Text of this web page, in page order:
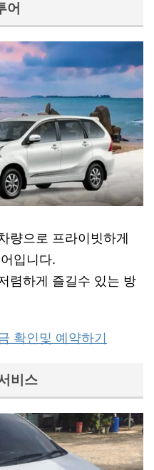
어
량으로 프라이빗하게
입니다.
렴하게 즐길수 있는 방
확인및 예약하기
비스